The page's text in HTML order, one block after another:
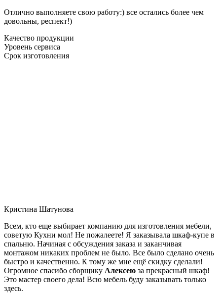
Отлично выполняете свою работу:) все остались более чем
довольны, респект!)
Качество продукции
Уровень сервиса
Срок изготовления
Кристина Шатунова
Всем, кто еще выбирает компанию для изготовления мебели,
советую Кухни мол! Не пожалеете! Я заказывала шкаф-купе в
спальню. Начиная с обсуждения заказа и заканчивая
монтажом никаких проблем не было. Все было сделано очень
быстро и качественно. К тому же мне ещё скидку сделали!
Огромное спасибо сборщику Алексею за прекрасный шкаф!
Это мастер своего дела! Всю мебель буду заказывать только
здесь.